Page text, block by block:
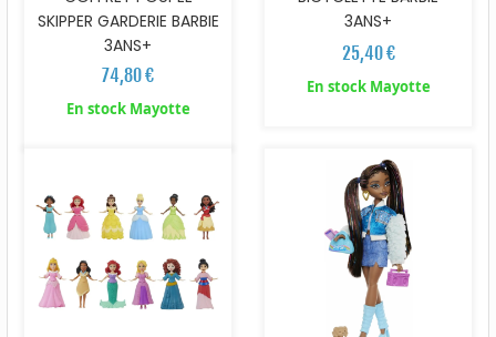
SKIPPER GARDERIE BARBIE
3ANS+
74,80 €
En stock Mayotte
3ANS+
25,40 €
En stock Mayotte